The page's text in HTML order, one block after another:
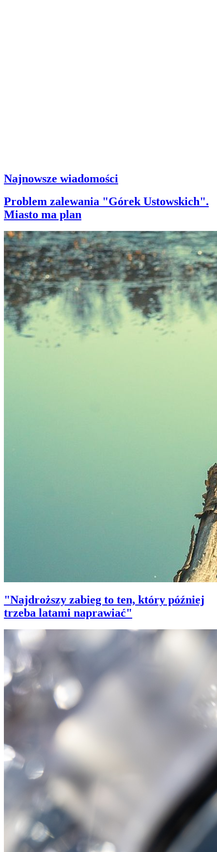
Najnowsze wiadomości
Problem zalewania "Górek Ustowskich".
Miasto ma plan
"Najdroższy zabieg to ten, który później
trzeba latami naprawiać"